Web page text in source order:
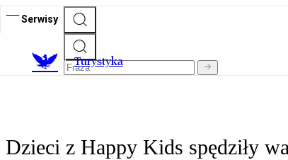
Serwisy
Turystyka
Dzieci z Happy Kids spędziły